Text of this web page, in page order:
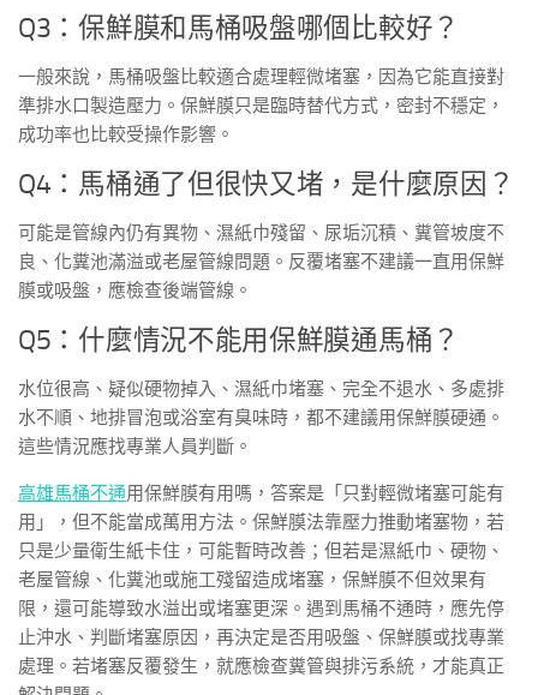
Q3：保鮮膜和馬桶吸盤哪個比較好？
一般來說，馬桶吸盤比較適合處理輕微堵塞，因為它能直接對
準排水口製造壓力。保鮮膜只是臨時替代方式，密封不穩定，
成功率也比較受操作影響。
Q4：馬桶通了但很快又堵，是什麼原因？
可能是管線內仍有異物、濕紙巾殘留、尿垢沉積、糞管坡度不
良、化糞池滿溢或老屋管線問題。反覆堵塞不建議一直用保鮮
膜或吸盤，應檢查後端管線。
Q5：什麼情況不能用保鮮膜通馬桶？
水位很高、疑似硬物掉入、濕紙巾堵塞、完全不退水、多處排
水不順、地排冒泡或浴室有臭味時，都不建議用保鮮膜硬通。
這些情況應找專業人員判斷。
高雄馬桶不通用保鮮膜有用嗎，答案是「只對輕微堵塞可能有
用」，但不能當成萬用方法。保鮮膜法靠壓力推動堵塞物，若
只是少量衛生紙卡住，可能暫時改善；但若是濕紙巾、硬物、
老屋管線、化糞池或施工殘留造成堵塞，保鮮膜不但效果有
限，還可能導致水溢出或堵塞更深。遇到馬桶不通時，應先停
止沖水、判斷堵塞原因，再決定是否用吸盤、保鮮膜或找專業
處理。若堵塞反覆發生，就應檢查糞管與排污系統，才能真正